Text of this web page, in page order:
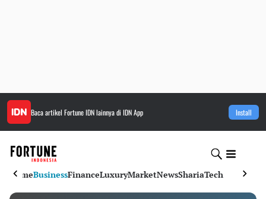
Baca artikel Fortune IDNlainnya di IDN App Install
HomeBusinessFinanceLuxuryMarketNewsShariaTech